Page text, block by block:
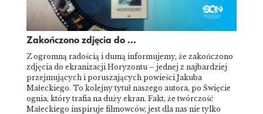
Zakończono zdjęcia do ...
Z ogromną radością i dumą informujemy, że zakończono
zdjęcia do ekranizacji Horyzontu – jednej z najbardziej
przejmujących i poruszających powieści Jakuba
Małeckiego. To kolejny tytuł naszego autora, po Święcie
ognia, który trafia na duży ekran. Fakt, że twórczość
Małeckiego inspiruje filmowców, jest dla nas nie tylko